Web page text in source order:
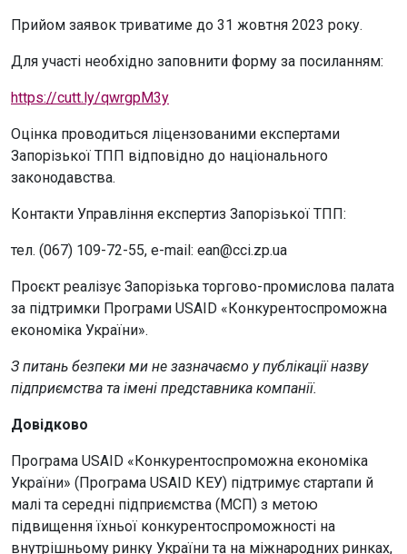
Прийом заявок триватиме до 31 жовтня 2023 року.
Для участі необхідно заповнити форму за посиланням:
https://cutt.ly/qwrgpM3y
Оцінка проводиться ліцензованими експертами
Запорізької ТПП відповідно до національного
законодавства.
Контакти Управління експертиз Запорізької ТПП:
тел. (067) 109-72-55, e-mail: ean@cci.zp.ua
Проєкт реалізує Запорізька торгово-промислова палата
за підтримки Програми USAID «Конкурентоспроможна
економіка України».
З питань безпеки ми не зазначаємо у публікації назву
підприємства та імені представника компанії.
Довідково
Програма USAID «Конкурентоспроможна економіка
України» (Програма USAID КЕУ) підтримує стартапи й
малі та середні підприємства (МСП) з метою
підвищення їхньої конкурентоспроможності на
внутрішньому ринку України та на міжнародних ринках,